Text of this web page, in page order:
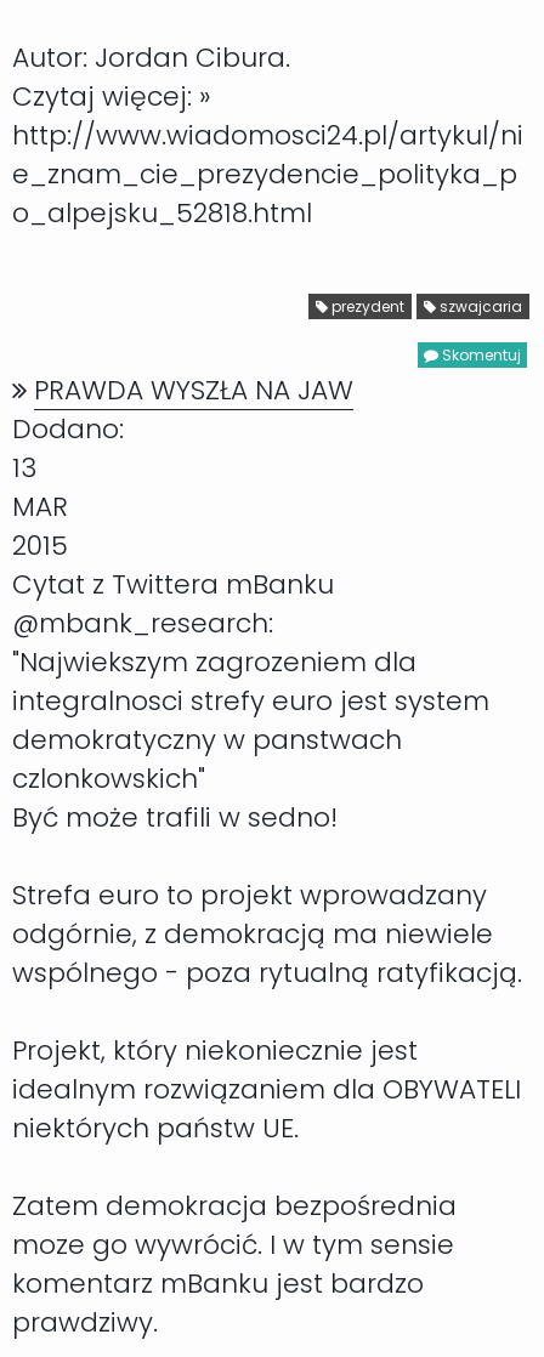
Autor: Jordan Cibura.
Czytaj więcej: »
http://www.wiadomosci24.pl/artykul/ni
e_znam_cie_prezydencie_polityka_p
o_alpejsku_52818.html
prezydent szwajcaria
Skomentuj
PRAWDA WYSZŁA NA JAW
Dodano:
13
MAR
2015
Cytat z Twittera mBanku
@mbank_research:
Najwiekszym zagrozeniem dla
integralnosci strefy euro jest system
demokratyczny w panstwach
czlonkowskich
Być może trafili w sedno!
Strefa euro to projekt wprowadzany
odgórnie, z demokracją ma niewiele
wspólnego - poza rytualną ratyfikacją.
Projekt, który niekoniecznie jest
idealnym rozwiązaniem dla OBYWATELI
niektórych państw UE.
Zatem demokracja bezpośrednia
moze go wywrócić. I w tym sensie
komentarz mBanku jest bardzo
prawdziwy.